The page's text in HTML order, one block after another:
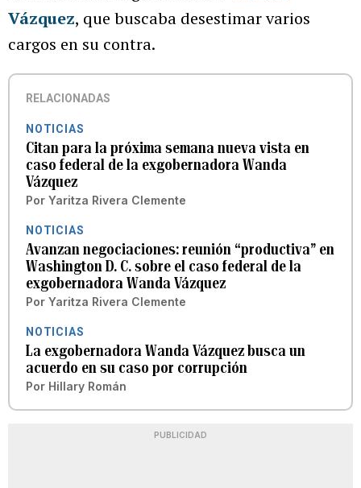
Vázquez, que buscaba desestimar varios
cargos en su contra.
RELACIONADAS
NOTICIAS
Citan para la próxima semana nueva vista en
caso federal de la exgobernadora Wanda
Vázquez
Por Yaritza Rivera Clemente
NOTICIAS
Avanzan negociaciones: reunión “productiva” en
Washington D. C. sobre el caso federal de la
exgobernadora Wanda Vázquez
Por Yaritza Rivera Clemente
NOTICIAS
La exgobernadora Wanda Vázquez busca un
acuerdo en su caso por corrupción
Por Hillary Román
PUBLICIDAD